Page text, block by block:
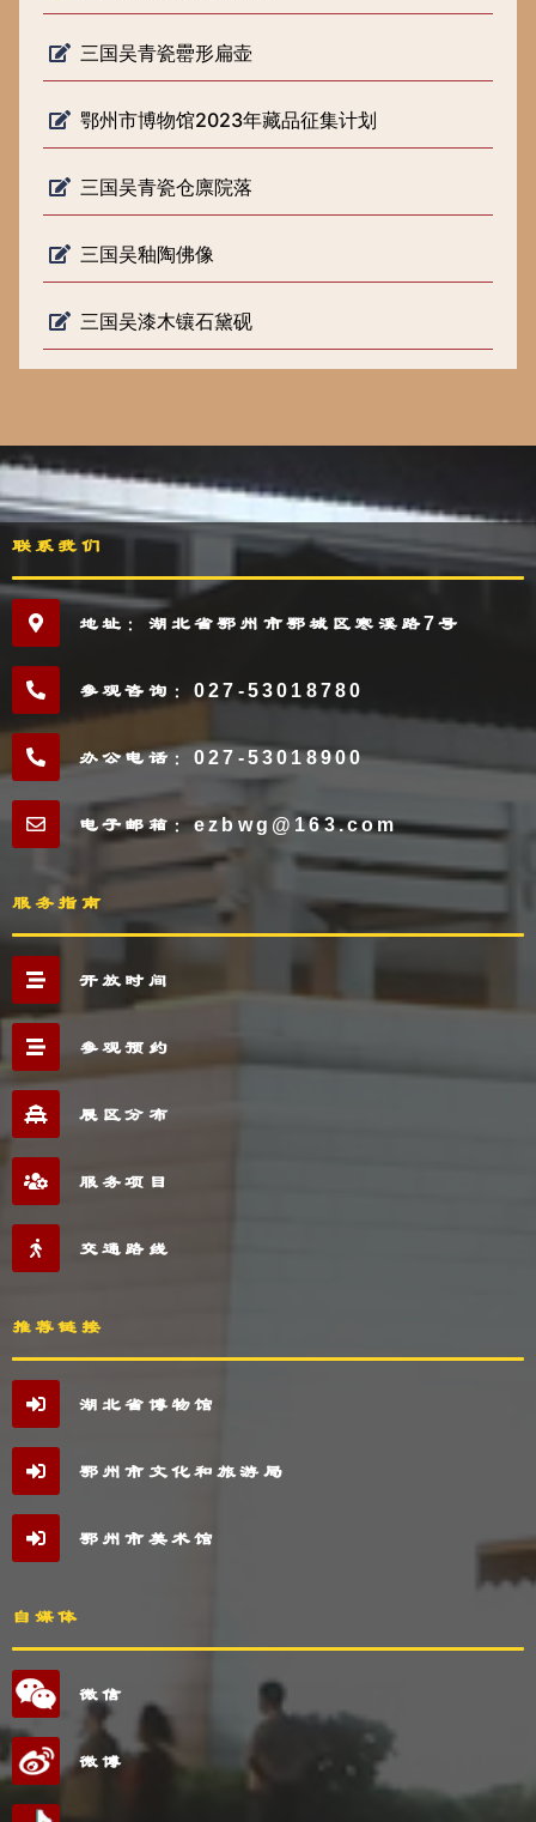
三国吴青瓷罍形扁壶
鄂州市博物馆2023年藏品征集计划
三国吴青瓷仓廪院落
三国吴釉陶佛像
三国吴漆木镶石黛砚
联系我们
地址：湖北省鄂州市鄂城区寒溪路7号
参观咨询：027-53018780
办公电话：027-53018900
电子邮箱：ezbwg@163.com
服务指南
开放时间
参观预约
展区分布
服务项目
交通路线
推荐链接
湖北省博物馆
鄂州市文化和旅游局
鄂州市美术馆
自媒体
微信
微博